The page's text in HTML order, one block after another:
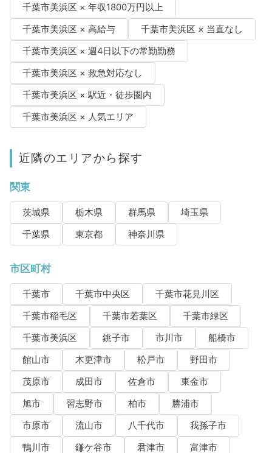
千葉市美浜区 × 年収1800万円以上
千葉市美浜区 × 高給与
千葉市美浜区 × 当直なし
千葉市美浜区 × 週4日以下の常勤勤務
千葉市美浜区 × 救急対応なし
千葉市美浜区 × 駅近・徒歩圏内
千葉市美浜区 × 人気エリア
近隣のエリアから探す
関東
茨城県 栃木県 群馬県
埼玉県
千葉県
東京都 神奈川県
市区町村
千葉市 千葉市中央区
千葉市花見川区
千葉市稲毛区
千葉市若葉区
千葉市緑区
千葉市美浜区
銚子市 市川市
船橋市
館山市
木更津市 松戸市
野田市
茂原市
成田市 佐倉市
東金市
旭市
習志野市 柏市
勝浦市
市原市
流山市 八千代市
我孫子市
鴨川市
鎌ケ谷市 君津市
富津市